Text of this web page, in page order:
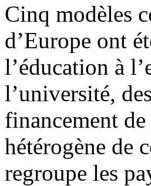
Cinq modèles
d’Europe ont
l’éducation à
l’université,
financement
hétérogène de
regroupe les